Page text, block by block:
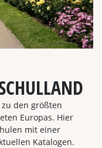
den größten
Europas. Hier
mit einer
Katalogen.